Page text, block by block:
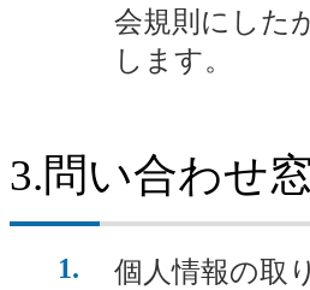
会規則にした
します。
3.問い合わせ
1
個人情報の取